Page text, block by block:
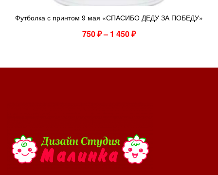
Футболка с принтом 9 мая «СПАСИБО ДЕДУ ЗА ПОБЕДУ»
750₽– 1 450₽